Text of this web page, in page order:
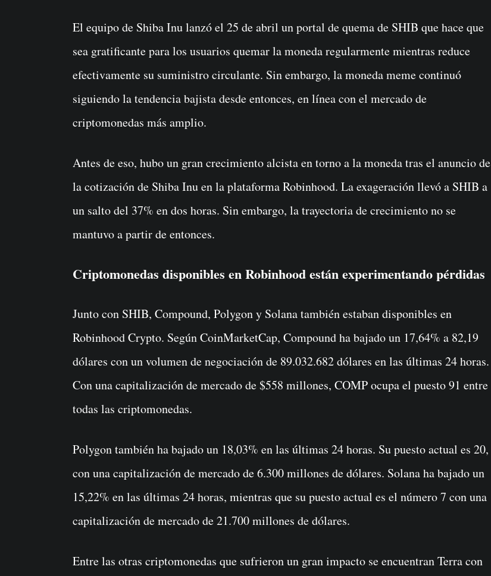
El equipo de Shiba Inu lanzó el 25 de abril un portal de quema de SHIB que hace que
sea gratificante para los usuarios quemar la moneda regularmente mientras reduce
efectivamente su suministro circulante. Sin embargo, la moneda meme continuó
siguiendo la tendencia bajista desde entonces, en línea con el mercado de
criptomonedas más amplio.
Antes de eso, hubo un gran crecimiento alcista en torno a la moneda tras el anuncio de
la cotización de Shiba Inu en la plataforma Robinhood. La exageración llevó a SHIB a
un salto del 37% en dos horas. Sin embargo, la trayectoria de crecimiento no se
mantuvo a partir de entonces.
Criptomonedas disponibles en Robinhood están experimentando pérdidas
Junto con SHIB, Compound, Polygon y Solana también estaban disponibles en
Robinhood Crypto. Según CoinMarketCap, Compound ha bajado un 17,64% a 82,19
dólares con un volumen de negociación de 89.032.682 dólares en las últimas 24 horas.
Con una capitalización de mercado de $558 millones, COMP ocupa el puesto 91 entre
todas las criptomonedas.
Polygon también ha bajado un 18,03% en las últimas 24 horas. Su puesto actual es 20,
con una capitalización de mercado de 6.300 millones de dólares. Solana ha bajado un
15,22% en las últimas 24 horas, mientras que su puesto actual es el número 7 con una
capitalización de mercado de 21.700 millones de dólares.
Entre las otras criptomonedas que sufrieron un gran impacto se encuentran Terra con